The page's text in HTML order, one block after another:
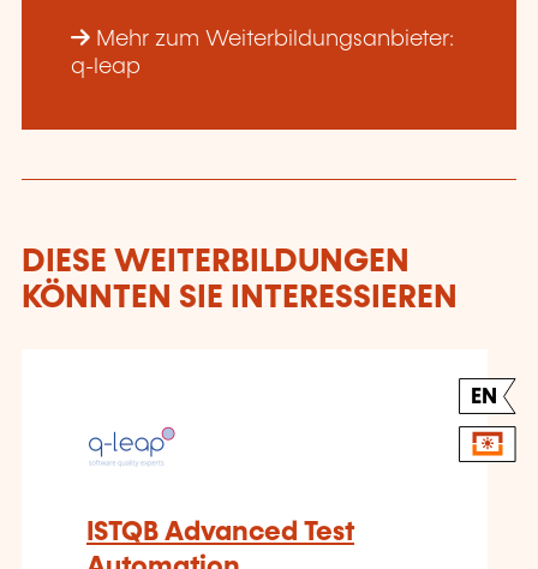
Mehr zum Weiterbildungsanbieter:
q-leap
DIESE WEITERBILDUNGEN
KÖNNTEN SIE INTERESSIEREN
EN
ISTQB Advanced Test